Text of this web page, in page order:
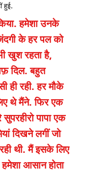
हुई.
हमेशा उनके
के हर पल को
खुश रहता है,
दिल. बहुत
ही रही. हर मौके
थे मैंने. फिर एक
पापा एक
दिखने लगीं जो
थी. मैं इसके लिए
आसान होता